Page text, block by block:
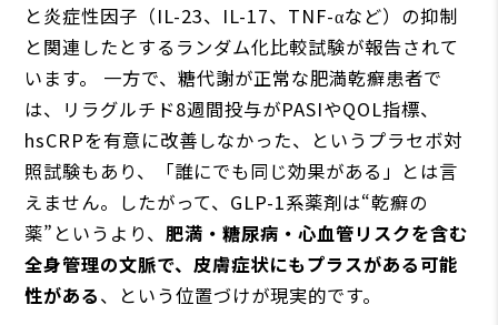
と炎症性因子（IL-23、IL-17、TNF-αなど）の抑制
と関連したとするランダム化比較試験が報告されて
います。 一方で、糖代謝が正常な肥満乾癬患者で
は、リラグルチド8週間投与がPASIやQOL指標、
hsCRPを有意に改善しなかった、というプラセボ対
照試験もあり、「誰にでも同じ効果がある」とは言
えません。したがって、GLP-1系薬剤は“乾癬の
薬”というより、肥満・糖尿病・心血管リスクを含む
全身管理の文脈で、皮膚症状にもプラスがある可能
性がある、という位置づけが現実的です。